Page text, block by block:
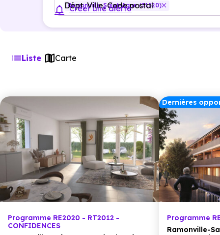
Dépt, Ville, Code postal
Ramonville-Saint-Agne (31520)
Créer une alerte
Liste Carte
Programme RE2020 - RT2012 -
CONFIDENCES
Dernières
Programme
Ramonville-